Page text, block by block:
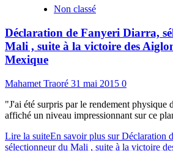
Non classé
Déclaration de Fanyeri Diarra,
Mali , suite à la victoire des
Mexique
Mahamet Traoré 31 mai 2015 0
"J'ai été surpris par le rendement physique
affiché un niveau impressionnant sur ce
Lire la suiteEn savoir plus sur Déclaration
sélectionneur du Mali , suite à la victoire